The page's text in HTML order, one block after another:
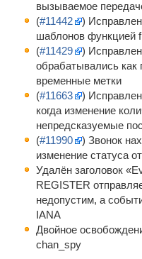
вызываемое
(#11442
)
шаблонов функцией
(#11429
)
обрабатывались как
временные метки
(#11663
)
когда изменение
непредсказуемые
(#11990
) Звонок
изменение статуса
Удалён заголовок
REGISTER
недопустим, а
IANA
Двойное
chan_spy